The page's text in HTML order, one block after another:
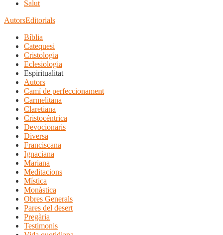
Salut
AutorsEditorials
Bíblia
Catequesi
Cristologia
Eclesiologia
Espiritualitat
Autors
Camí de perfeccionament
Carmelitana
Claretiana
Cristocéntrica
Devocionaris
Diversa
Franciscana
Ignaciana
Mariana
Meditacions
Mística
Monàstica
Obres Generals
Pares del desert
Pregària
Testimonis